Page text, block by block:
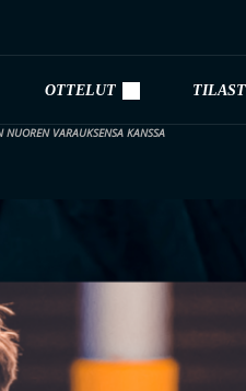
OTTELUT
NUOREN VARAUKSENSA KANSSA